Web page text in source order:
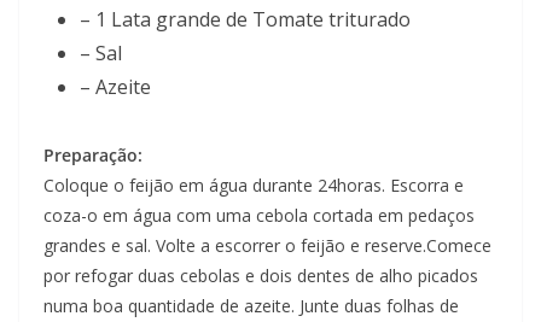
– 1 Lata grande de Tomate triturado
– Sal
– Azeite
Preparação:
Coloque o feijão em água durante 24horas. Escorra e
coza-o em água com uma cebola cortada em pedaços
grandes e sal. Volte a escorrer o feijão e reserve.Comece
por refogar duas cebolas e dois dentes de alho picados
numa boa quantidade de azeite. Junte duas folhas de